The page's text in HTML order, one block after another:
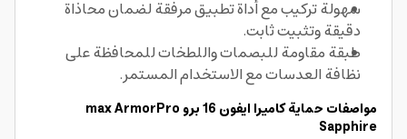
سهولة تركيب مع أداة تطبيق مرفقة لضمان محاذاة
دقيقة وتثبيت ثابت.
طبقة مقاومة للبصمات واللطخات للمحافظة على
نظافة العدسات مع الاستخدام المستمر.
مواصفات حماية كاميرا ايفون 16 برو max ArmorPro
Sapphire